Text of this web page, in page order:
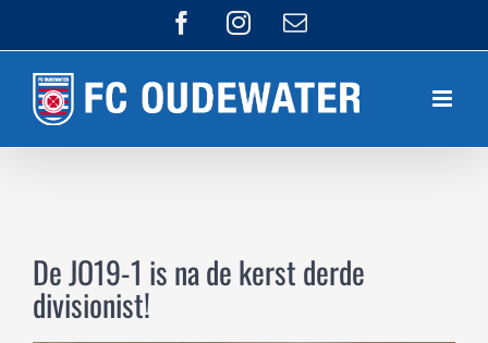
naar
inhoud
FacebookInstagram
E-
mail
De JO19-1 is na de kerst derde
divisionist!